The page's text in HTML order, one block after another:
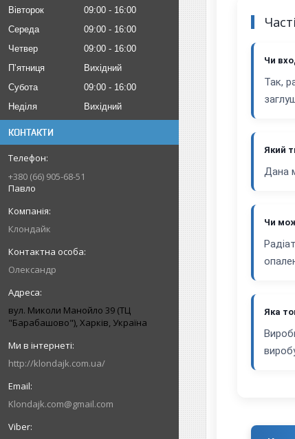
Вівторок
09:00
16:00
Середа
09:00
16:00
Четвер
09:00
16:00
Пʼятниця
Вихідний
Субота
09:00
16:00
Неділя
Вихідний
КОНТАКТИ
+380 (66) 905-68-51
Павло
Клондайк
Олександр
вул. Миколи Манойло 39 (ТЦ
"Барабашово"), Харків, Україна
http://klondajk.com.ua/
Klondajk.com@gmail.com
Чи
Так,
Який
Дана
Чи
Яка